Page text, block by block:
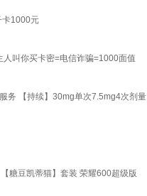
卡1000元
叫你买卡密=电信诈骗=1000面值
务 【持续】30mg单次7.5mg4次剂量
糖豆凯蒂猫】套装 荣耀600超级版